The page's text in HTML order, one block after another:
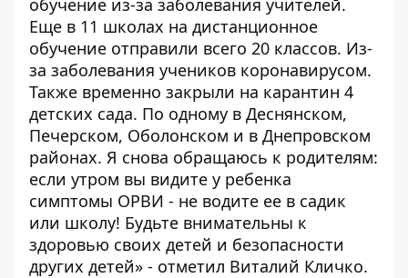
обучение из-за заболевания учителей.
Еще в 11 школах на дистанционное
обучение отправили всего 20 классов. Из-
за заболевания учеников коронавирусом.
Также временно закрыли на карантин 4
детских сада. По одному в Деснянском,
Печерском, Оболонском и в Днепровском
районах. Я снова обращаюсь к родителям:
если утром вы видите у ребенка
симптомы ОРВИ - не водите ее в садик
или школу! Будьте внимательны к
здоровью своих детей и безопасности
других детей» - отметил Виталий Кличко.